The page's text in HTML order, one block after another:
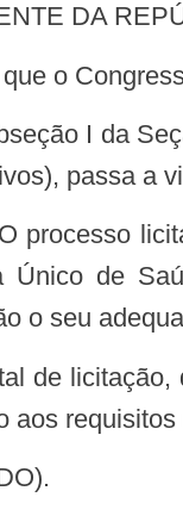
DA
que o
passa a
Único de
o seu
de
aos